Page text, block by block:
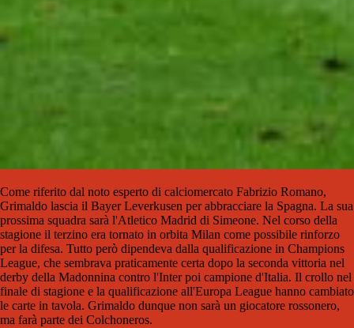
Come riferito dal noto esperto di calciomercato Fabrizio Romano,
Grimaldo lascia il Bayer Leverkusen per abbracciare la Spagna. La sua
prossima squadra sarà l'Atletico Madrid di Simeone. Nel corso della
stagione il terzino era tornato in orbita Milan come possibile rinforzo
per la difesa. Tutto però dipendeva dalla qualificazione in Champions
League, che sembrava praticamente certa dopo la seconda vittoria nel
derby della Madonnina contro l'Inter poi campione d'Italia. Il crollo nel
finale di stagione e la qualificazione all'Europa League hanno cambiato
le carte in tavola. Grimaldo dunque non sarà un giocatore rossonero,
ma farà parte dei Colchoneros.